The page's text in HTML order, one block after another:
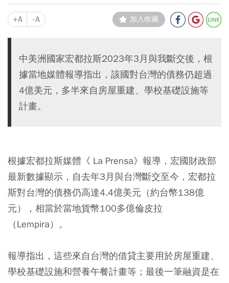
+A -A 加入收藏
中美洲國家宏都拉斯2023年3月與我斷交後，根
據當地媒體報導指出，該國對台灣的債務仍超過
4億美元，多半來自房屋重建、學校基礎設施等
計畫。
根據宏都拉斯媒體《 La Prensa》報導，宏國財政部
最新數據顯示，自去年3月與台灣斷交至今，宏都拉
斯對台灣的債務仍高達4.4億美元（約台幣138億
元），相當於當地貨幣100多億倫皮拉
（Lempira）。
報導指出，這些來自台灣的借貸主要用於房屋重建、
學校基礎設施和營養午餐計畫等；最後一筆融資是在